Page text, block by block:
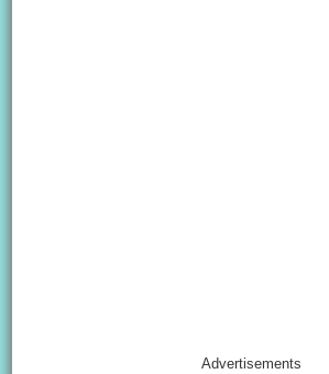
Advertisements